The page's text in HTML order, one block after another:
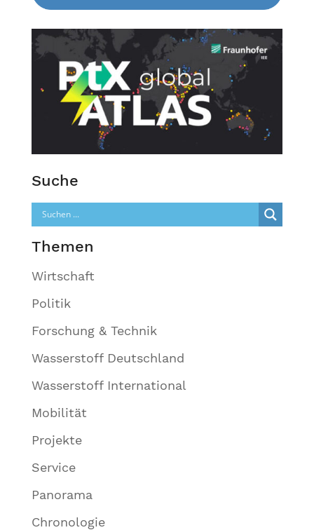
Suche
Themen
Wirtschaft
Politik
Forschung & Technik
Wasserstoff Deutschland
Wasserstoff International
Mobilität
Projekte
Service
Panorama
Chronologie